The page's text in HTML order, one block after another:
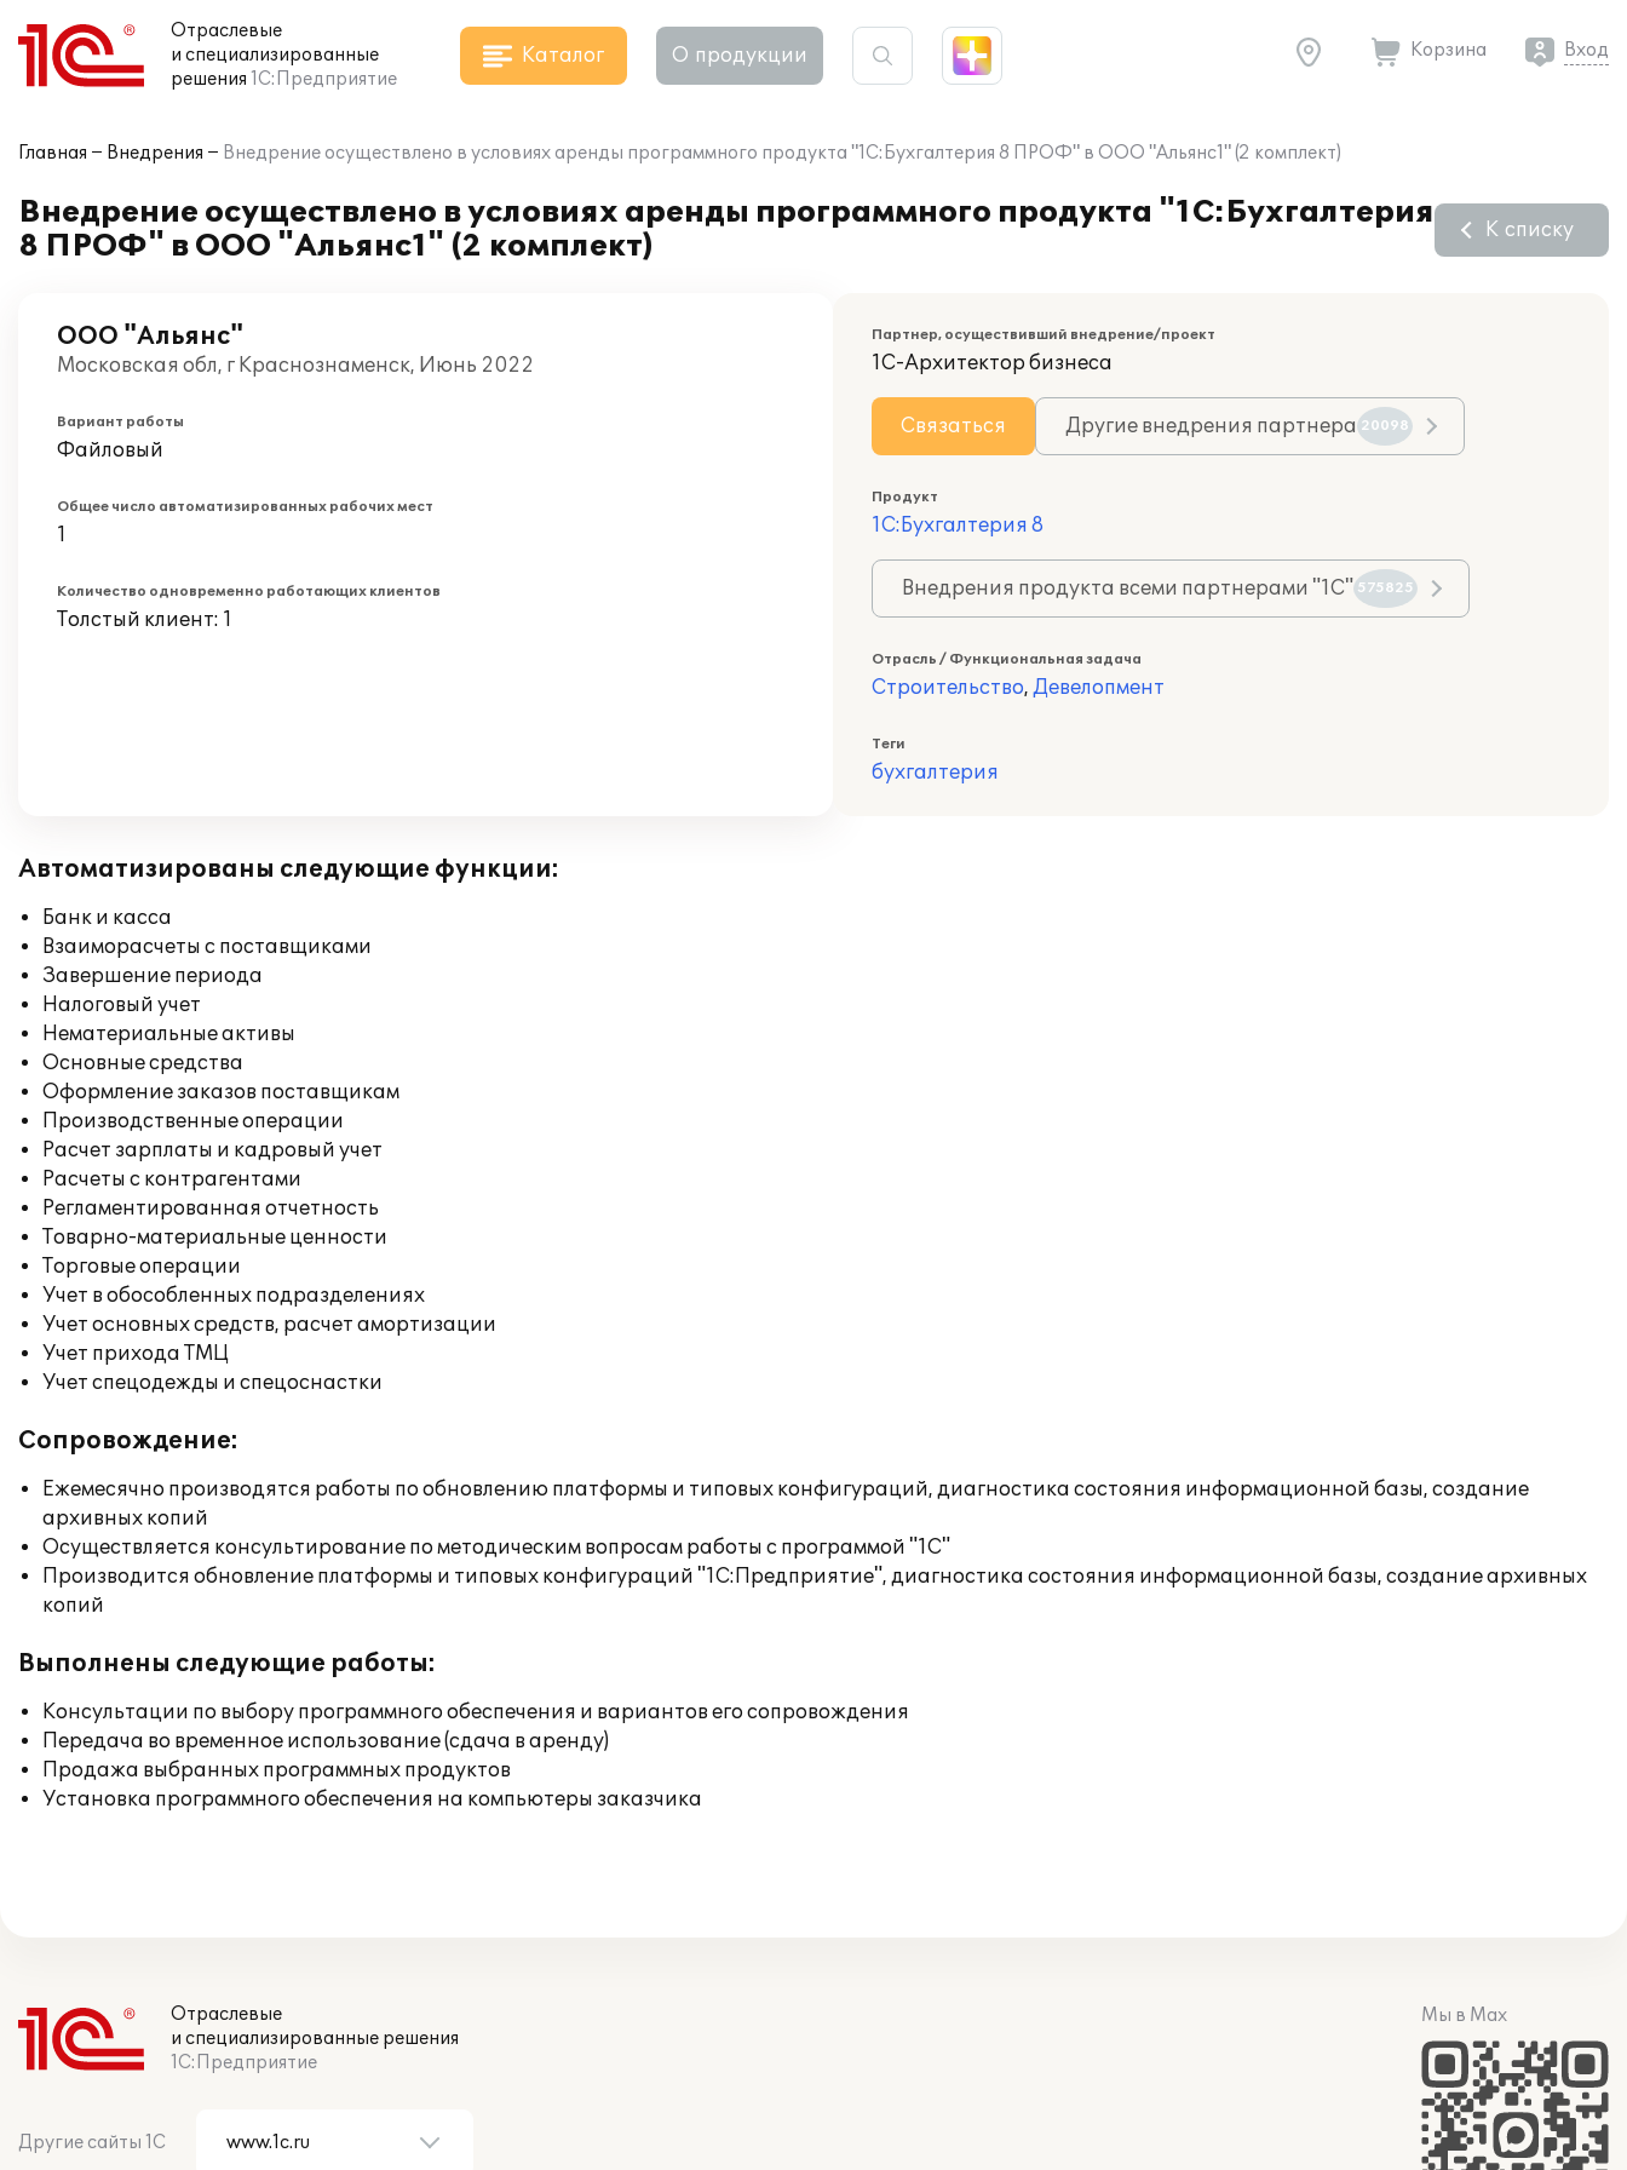
Отраслевые
и специализированные
решения 1С:Предприятие
Каталог О продукции Корзина Вход
Главная Внедрения Внедрение осуществлено в условиях аренды программного продукта "1С:Бухгалтерия 8 ПРОФ" в ООО "Альянс1" (2 комплект)
Внедрение осуществлено в условиях аренды программного продукта "1С:Бухгалтерия
8 ПРОФ" в ООО "Альянс1" (2 комплект)
К списку
ООО "Альянс"
Московская обл, г Краснознаменск, Июнь 2022
Вариант работы
Файловый
Общее число автоматизированных рабочих мест
1
Количество одновременно работающих клиентов
Толстый клиент: 1
Партнер, осуществивший внедрение/проект
1С-Архитектор бизнеса
Связаться Другие внедрения партнера 20098
Продукт
1С:Бухгалтерия 8
Внедрения продукта всеми партнерами "1С" 575825
Отрасль / Функциональная задача
Строительство, Девелопмент
Теги
бухгалтерия
Автоматизированы следующие функции:
Банк и касса
Взаиморасчеты с поставщиками
Завершение периода
Налоговый учет
Нематериальные активы
Основные средства
Оформление заказов поставщикам
Производственные операции
Расчет зарплаты и кадровый учет
Расчеты с контрагентами
Регламентированная отчетность
Товарно-материальные ценности
Торговые операции
Учет в обособленных подразделениях
Учет основных средств, расчет амортизации
Учет прихода ТМЦ
Учет спецодежды и спецоснастки
Сопровождение:
Ежемесячно производятся работы по обновлению платформы и типовых конфигураций, диагностика состояния информационной базы, создание
архивных копий
Осуществляется консультирование по методическим вопросам работы с программой "1С"
Производится обновление платформы и типовых конфигураций "1С:Предприятие", диагностика состояния информационной базы, создание архивных
копий
Выполнены следующие работы:
Консультации по выбору программного обеспечения и вариантов его сопровождения
Передача во временное использование (сдача в аренду)
Продажа выбранных программных продуктов
Установка программного обеспечения на компьютеры заказчика
Отраслевые
и специализированные решения
1С:Предприятие
Другие сайты 1С
Мы в Max